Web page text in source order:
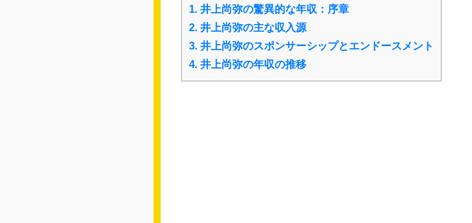
1. 井上尚弥の驚異的な年収：序章
2. 井上尚弥の主な収入源
3. 井上尚弥のスポンサーシップとエンドースメント
4. 井上尚弥の年収の推移